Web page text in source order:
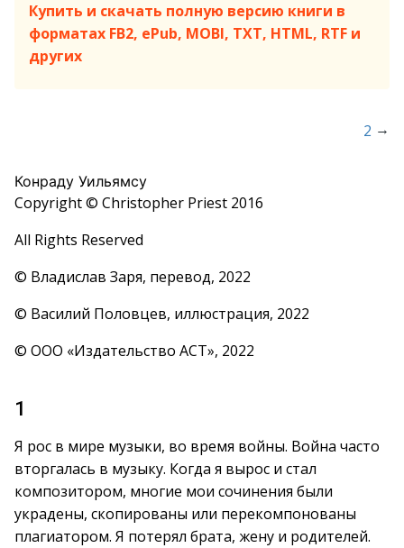
Купить и скачать полную версию книги в
форматах FB2, ePub, MOBI, TXT, HTML, RTF и
других
2 →
Конраду Уильямсу
Copyright © Christopher Priest 2016
All Rights Reserved
© Владислав Заря, перевод, 2022
© Василий Половцев, иллюстрация, 2022
© ООО «Издательство АСТ», 2022
1
Я рос в мире музыки, во время войны. Война часто
вторгалась в музыку. Когда я вырос и стал
композитором, многие мои сочинения были
украдены, скопированы или перекомпонованы
плагиатором. Я потерял брата, жену и родителей.